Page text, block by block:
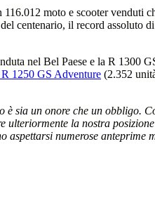
116.012 moto e scooter venduti
centenario, il record assoluto
nel Bel Paese e la R 1300
R 1250 GS Adventure (2.352
sia un onore che un obbligo.
la nostra
numerose anteprime